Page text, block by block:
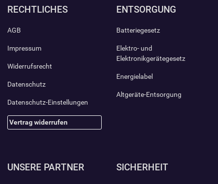
RECHTLICHES
AGB
Impressum
Widerrufsrecht
Datenschutz
Datenschutz-Einstellungen
Vertrag widerrufen
ENTSORGUNG
Batteriegesetz
Elektro- und
Elektronikgerätegesetz
Energielabel
Altgeräte-Entsorgung
UNSERE PARTNER SICHERHEIT